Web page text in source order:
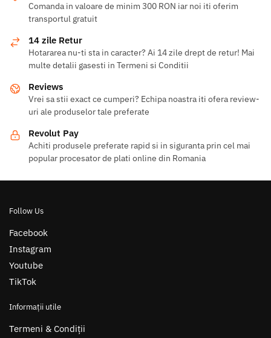
Comanda in valoare de minim 300 RON iar noi iti oferim
transportul gratuit
14 zile Retur
Hotararea nu-ti sta in caracter? Ai 14 zile drept de retur! Mai
multe detalii gasesti in Termeni si Conditii
Reviews
Vrei sa stii exact ce cumperi? Echipa noastra iti ofera review-
uri ale produselor tale preferate
Revolut Pay
Achiti produsele preferate rapid si in siguranta prin cel mai
popular procesator de plati online din Romania
Follow Us
Facebook
Instagram
Youtube
TikTok
Informații utile
Termeni & Condiții